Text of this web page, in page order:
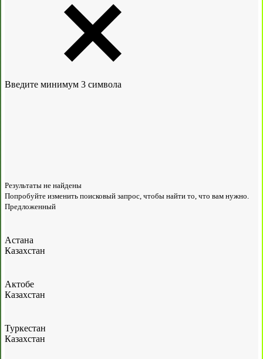
Введите минимум 3 символа
Результаты не найдены
Попробуйте изменить поисковый запрос, чтобы найти то, что вам нужно.
Предложенный
Астана
Казахстан
Актобе
Казахстан
Туркестан
Казахстан